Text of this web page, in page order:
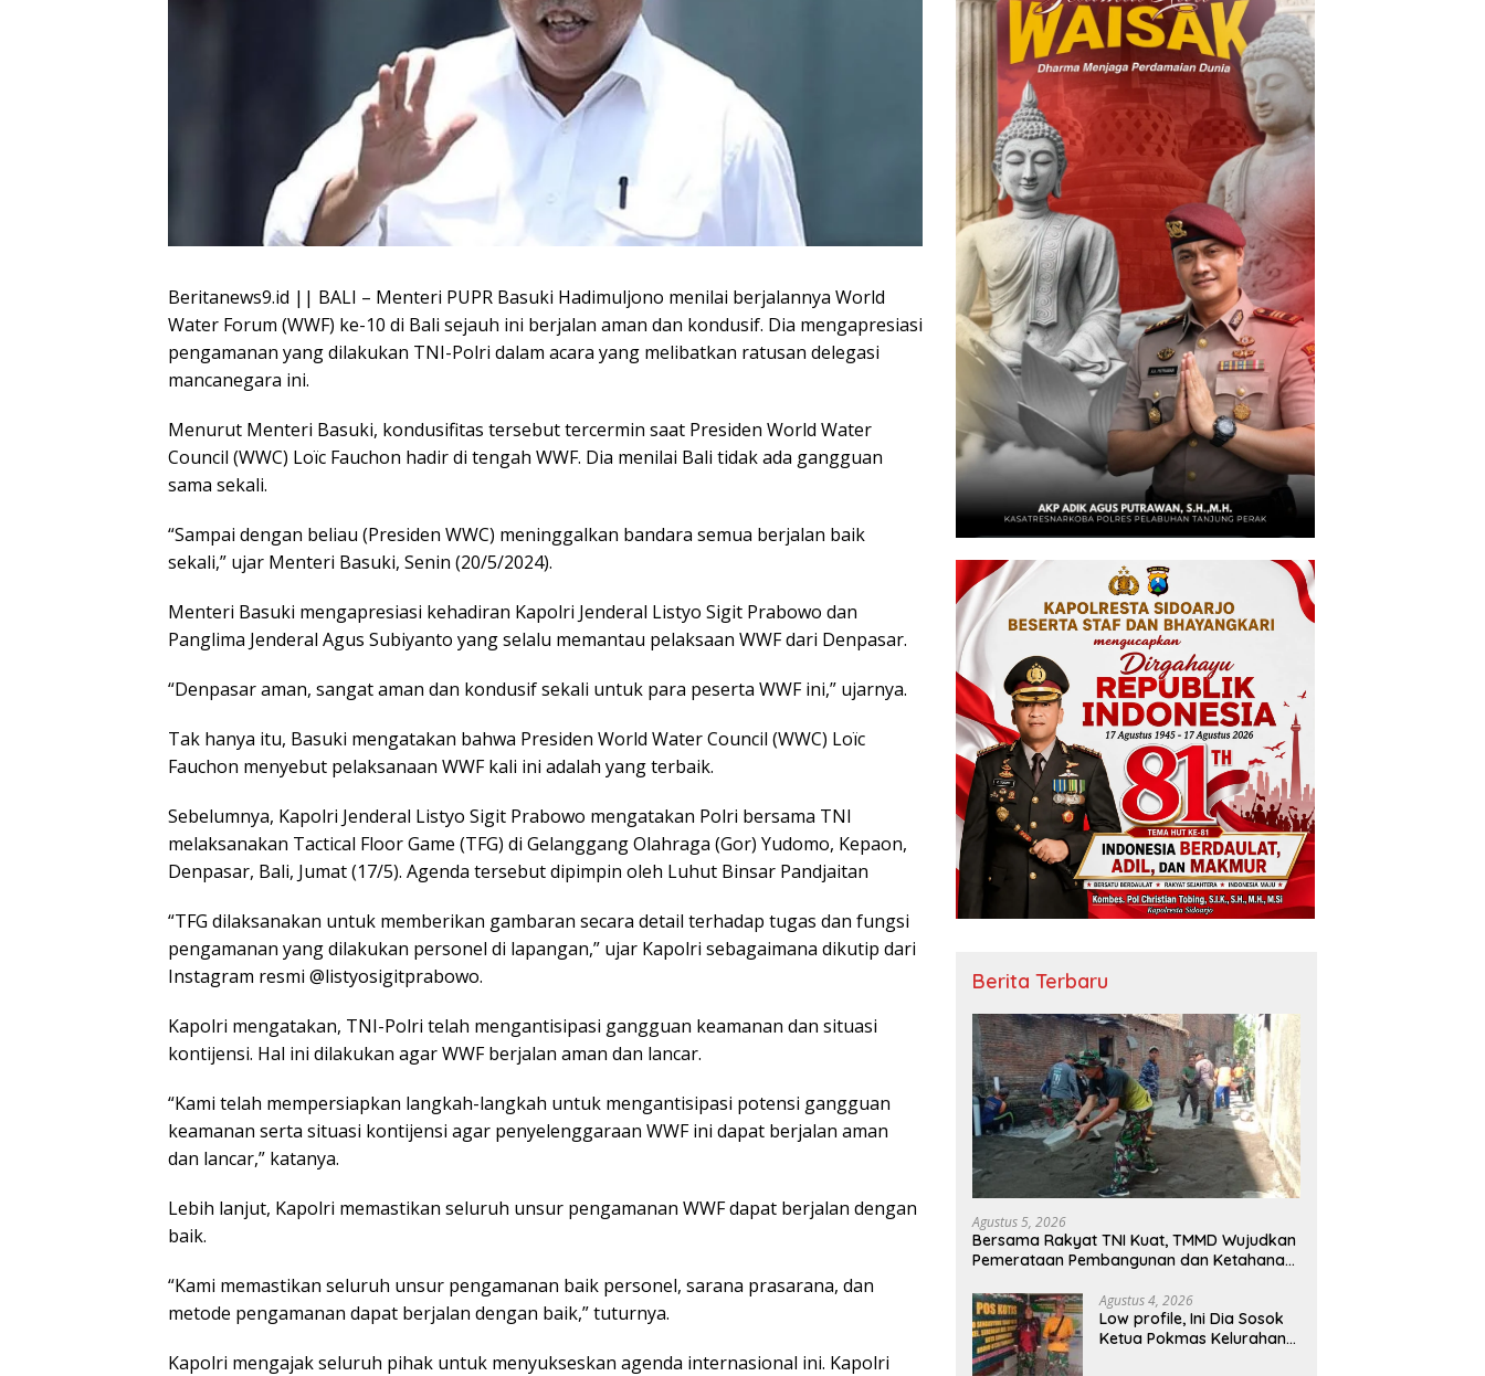
Beritanews9.id || BALI – Menteri PUPR Basuki Hadimuljono menilai berjalannya World
Water Forum (WWF) ke-10 di Bali sejauh ini berjalan aman dan kondusif. Dia mengapresiasi
pengamanan yang dilakukan TNI-Polri dalam acara yang melibatkan ratusan delegasi
mancanegara ini.
Menurut Menteri Basuki, kondusifitas tersebut tercermin saat Presiden World Water
Council (WWC) Loïc Fauchon hadir di tengah WWF. Dia menilai Bali tidak ada gangguan
sama sekali.
“Sampai dengan beliau (Presiden WWC) meninggalkan bandara semua berjalan baik
sekali,” ujar Menteri Basuki, Senin (20/5/2024).
Menteri Basuki mengapresiasi kehadiran Kapolri Jenderal Listyo Sigit Prabowo dan
Panglima Jenderal Agus Subiyanto yang selalu memantau pelaksaan WWF dari Denpasar.
“Denpasar aman, sangat aman dan kondusif sekali untuk para peserta WWF ini,” ujarnya.
Tak hanya itu, Basuki mengatakan bahwa Presiden World Water Council (WWC) Loïc
Fauchon menyebut pelaksanaan WWF kali ini adalah yang terbaik.
Sebelumnya, Kapolri Jenderal Listyo Sigit Prabowo mengatakan Polri bersama TNI
melaksanakan Tactical Floor Game (TFG) di Gelanggang Olahraga (Gor) Yudomo, Kepaon,
Denpasar, Bali, Jumat (17/5). Agenda tersebut dipimpin oleh Luhut Binsar Pandjaitan
“TFG dilaksanakan untuk memberikan gambaran secara detail terhadap tugas dan fungsi
pengamanan yang dilakukan personel di lapangan,” ujar Kapolri sebagaimana dikutip dari
Instagram resmi @listyosigitprabowo.
Kapolri mengatakan, TNI-Polri telah mengantisipasi gangguan keamanan dan situasi
kontijensi. Hal ini dilakukan agar WWF berjalan aman dan lancar.
“Kami telah mempersiapkan langkah-langkah untuk mengantisipasi potensi gangguan
keamanan serta situasi kontijensi agar penyelenggaraan WWF ini dapat berjalan aman
dan lancar,” katanya.
Lebih lanjut, Kapolri memastikan seluruh unsur pengamanan WWF dapat berjalan dengan
baik.
“Kami memastikan seluruh unsur pengamanan baik personel, sarana prasarana, dan
metode pengamanan dapat berjalan dengan baik,” tuturnya.
Kapolri mengajak seluruh pihak untuk menyukseskan agenda internasional ini. Kapolri
Berita Terbaru
Agustus 5, 2026
Bersama Rakyat TNI Kuat, TMMD Wujudkan
Pemerataan Pembangunan dan Ketahanan
Agustus 4, 2026
Low profile, Ini Dia Sosok
Ketua Pokmas Kelurahan